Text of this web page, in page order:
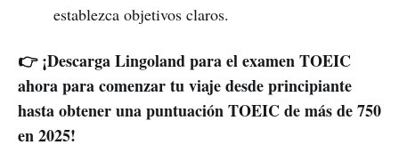
establezca objetivos claros.
👉 ¡Descarga Lingoland para el examen TOEIC
ahora para comenzar tu viaje desde principiante
hasta obtener una puntuación TOEIC de más de 750
en 2025!